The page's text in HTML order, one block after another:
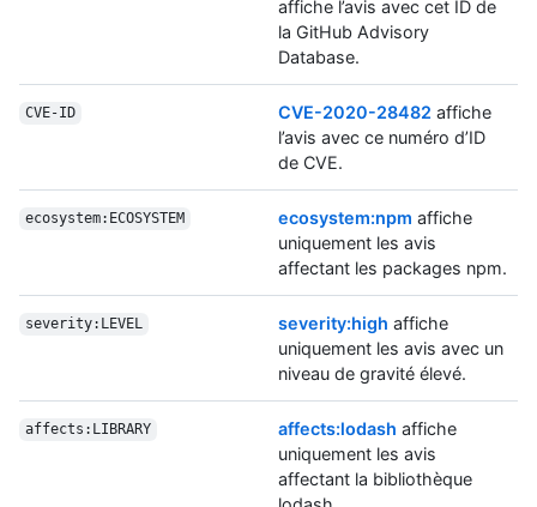
affiche l’avis avec cet ID de
la GitHub Advisory
Database.
CVE-ID CVE-2020-28482 affiche
l’avis avec ce numéro d’ID
de CVE.
ecosystem:ECOSYSTEM ecosystem:npm affiche
uniquement les avis
affectant les packages npm.
severity:LEVEL severity:high affiche
uniquement les avis avec un
niveau de gravité élevé.
affects:LIBRARY affects:lodash affiche
uniquement les avis
affectant la bibliothèque